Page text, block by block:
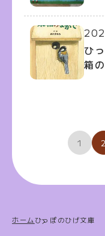
ひ
箱
の
ー
1 2
ホームひっぽのひげ文庫